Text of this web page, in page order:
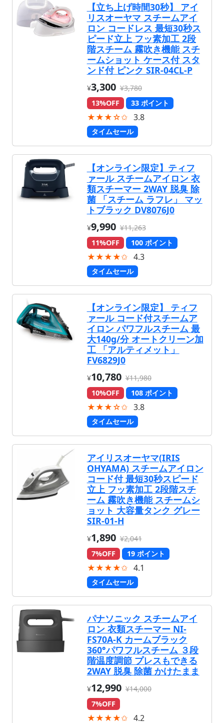
【立ち上げ時間30秒】 アイ
リスオーヤマ スチームアイ
ロン コードレス 最短30秒ス
ピード立上 フッ素加工 2段
階スチーム 霧吹き機能 スチ
ームショット ケース付 スタ
ンド付 ピンク SIR-04CL-P
¥3,300 ¥3,780
13%OFF
33 ポイント
★★★☆✩ 3.8
タイムセール
【オンライン限定】ティフ
ァール スチームアイロン 衣
類スチーマー 2WAY 脱臭 除
菌 「スチーム ラフレ」 マッ
トブラック DV8076J0
¥9,990 ¥11,263
11%OFF
100 ポイント
★★★★✩ 4.3
タイムセール
【オンライン限定】 ティフ
ァール コード付スチームア
イロン パワフルスチーム 最
大140g/分 オートクリーン加
工 「アルティメット」
FV6829J0
¥10,780 ¥11,980
10%OFF
108 ポイント
★★★☆✩ 3.8
タイムセール
アイリスオーヤマ(IRIS
OHYAMA) スチームアイロン
コード付 最短30秒スピード
立上 フッ素加工 2段階スチ
ーム 霧吹き機能 スチームシ
ョット 大容量タンク グレー
SIR-01-H
¥1,890 ¥2,041
7%OFF
19 ポイント
★★★★✩ 4.1
タイムセール
パナソニック スチームアイ
ロン 衣類スチーマー NI-
FS70A-K カームブラック
360°パワフルスチーム ３段
階温度調節 プレスもできる
2WAY 脱臭 除菌 かけたまま
¥12,990 ¥14,000
7%OFF
★★★★✩ 4.2